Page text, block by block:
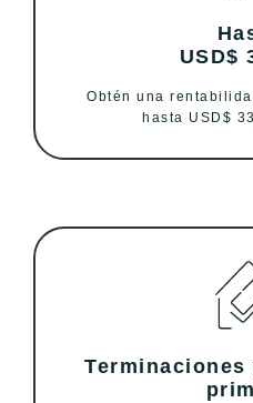
USD$
Obtén una
hasta USD$
Terminaciones